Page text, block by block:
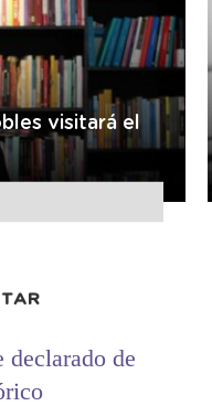
visitará el
de